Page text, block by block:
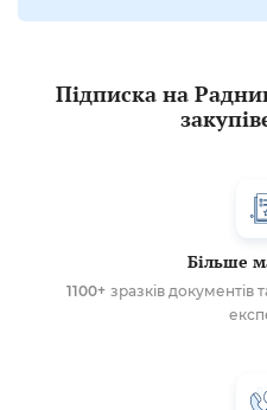
Підписка на
Більше
1100+ зразків документів